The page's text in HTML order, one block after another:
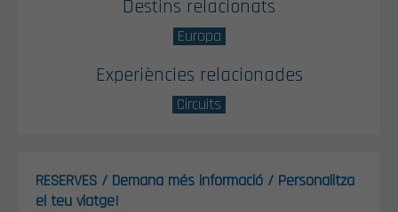
Destins relacionats
Europa
Experiències relacionades
Circuits
RESERVES / Demana més informació / Personalitza
el teu viatge!